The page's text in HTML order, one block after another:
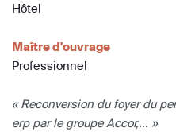
Hôtel
Maître d'ouvrage
Professionnel
« Reconversion du foyer du
erp par le groupe Accor,... »